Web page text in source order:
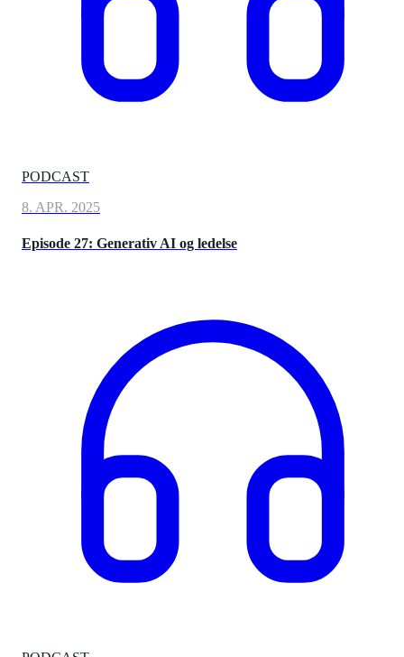
PODCAST
8. APR. 2025
Episode 27: Generativ AI og ledelse